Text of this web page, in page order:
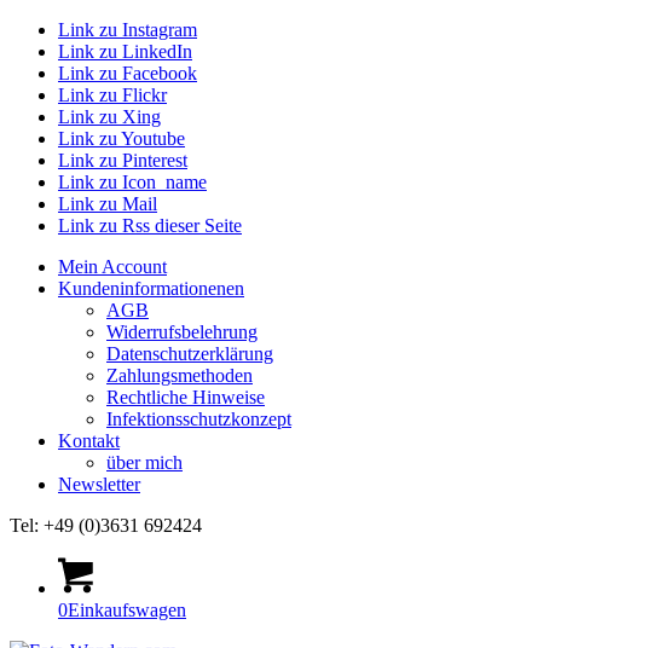
Link zu Instagram
Link zu LinkedIn
Link zu Facebook
Link zu Flickr
Link zu Xing
Link zu Youtube
Link zu Pinterest
Link zu Icon_name
Link zu Mail
Link zu Rss dieser Seite
Mein Account
Kundeninformationenen
AGB
Widerrufsbelehrung
Datenschutzerklärung
Zahlungsmethoden
Rechtliche Hinweise
Infektionsschutzkonzept
Kontakt
über mich
Newsletter
Tel: +49 (0)3631 692424
0Einkaufswagen